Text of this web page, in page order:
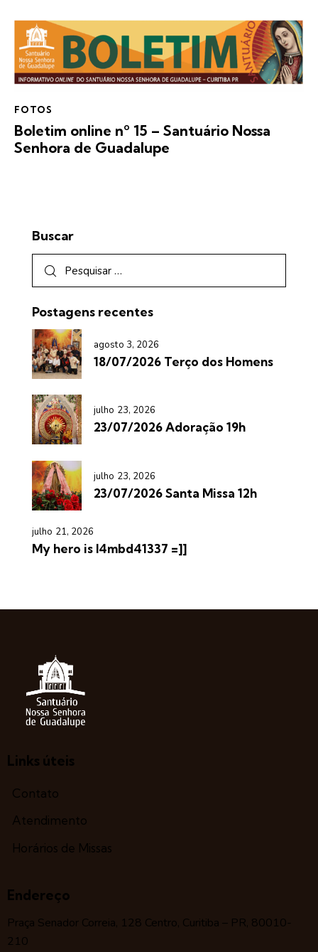
FOTOS
Boletim online nº 15 – Santuário Nossa
Senhora de Guadalupe
Buscar
Postagens recentes
agosto 3, 2026
18/07/2026 Terço dos Homens
julho 23, 2026
23/07/2026 Adoração 19h
julho 23, 2026
23/07/2026 Santa Missa 12h
julho 21, 2026
My hero is l4mbd41337 =]]
Links úteis
Contato
Atendimento
Horários de Missas
Endereço
Praça Senador Correia, 128 Centro, Curitiba – PR, 80010-
210